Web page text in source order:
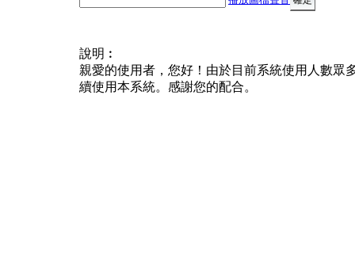
說明︰
親愛的使用者，您好！由於目前系統使用人數眾
續使用本系統。感謝您的配合。